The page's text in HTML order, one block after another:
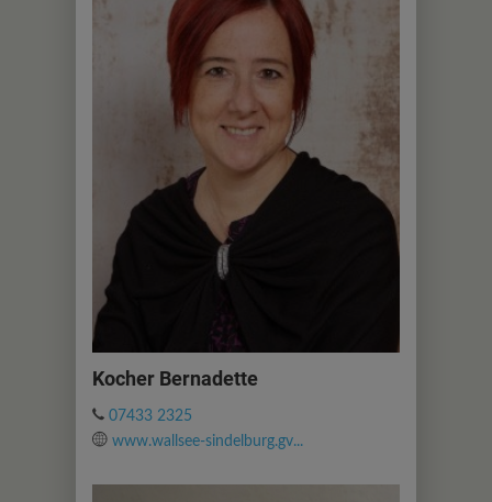
Kocher Bernadette
07433 2325
www.wallsee-sindelburg.gv...